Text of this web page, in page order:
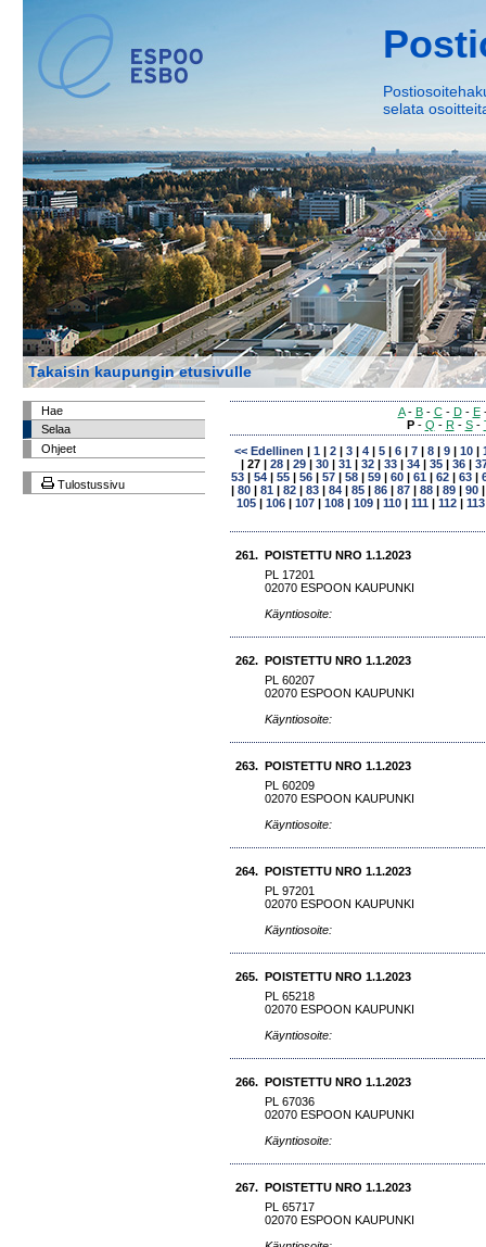
selata
Takaisin kaupungin etusivulle
Hae
Selaa
Ohjeet
Tulostussivu
A- B- C- D- E
P- Q - R- S-
<< Edellinen | 1| 2| 3| 4| 5| 6| 7| 8| 9| 10|
| 27| 28| 29| 30| 31| 32| 33| 34| 35| 36|
53| 54| 55| 56| 57| 58| 59| 60| 61| 62| 63|
| 80| 81| 82| 83| 84| 85| 86| 87| 88| 89| 90
105| 106| 107| 108| 109| 110| 111| 112| 113
261. POISTETTU NRO 1.1.2023
PL 17201
02070 ESPOON KAUPUNKI
Käyntiosoite:
262. POISTETTU NRO 1.1.2023
PL 60207
02070 ESPOON KAUPUNKI
Käyntiosoite:
263. POISTETTU NRO 1.1.2023
PL 60209
02070 ESPOON KAUPUNKI
Käyntiosoite:
264. POISTETTU NRO 1.1.2023
PL 97201
02070 ESPOON KAUPUNKI
Käyntiosoite:
265. POISTETTU NRO 1.1.2023
PL 65218
02070 ESPOON KAUPUNKI
Käyntiosoite:
266. POISTETTU NRO 1.1.2023
PL 67036
02070 ESPOON KAUPUNKI
Käyntiosoite:
267. POISTETTU NRO 1.1.2023
PL 65717
02070 ESPOON KAUPUNKI